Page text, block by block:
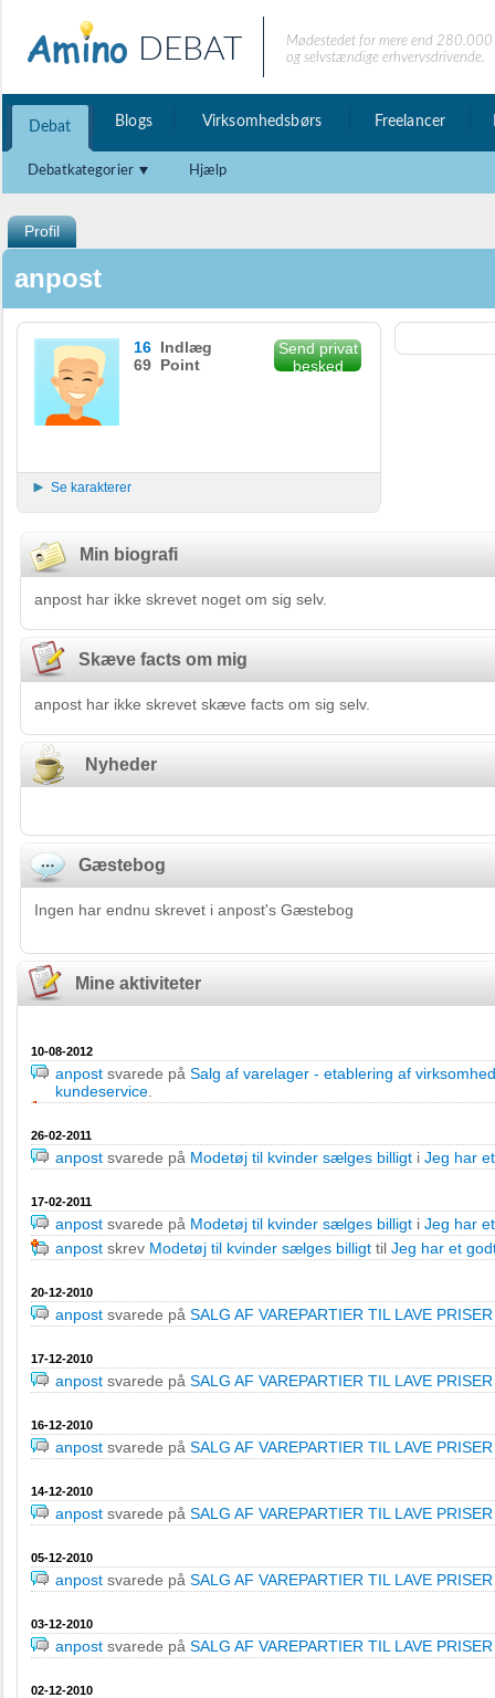
DEBAT
Mødestedet for mere end
og selvstændige erhvervsdrivende.
Debat Blogs Virksomhedsbørs Freelancer
Debatkategorier Hjælp
Profil
anpost
16 Indlæg
69 Point
Send privat
besked
Se karakterer
Min biografi
anpost har ikke skrevet noget om sig selv.
Skæve facts om mig
anpost har ikke skrevet skæve facts om sig selv.
Nyheder
Gæstebog
Ingen har endnu skrevet i anpost's Gæstebog
Mine aktiviteter
10-08-2012
anpost svarede på Salg af varelager - etablering af virksomhed
kundeservice
26-02-2011
anpost svarede på Modetøj til kvinder sælges billigt i Jeg har
17-02-2011
anpost svarede på Modetøj til kvinder sælges billigt i Jeg har
anpost skrev Modetøj til kvinder sælges billigt til Jeg har et
20-12-2010
anpost svarede på SALG AF VAREPARTIER TIL LAVE PRISER
17-12-2010
anpost svarede på SALG AF VAREPARTIER TIL LAVE PRISER
16-12-2010
anpost svarede på SALG AF VAREPARTIER TIL LAVE PRISER
14-12-2010
anpost svarede på SALG AF VAREPARTIER TIL LAVE PRISER
05-12-2010
anpost svarede på SALG AF VAREPARTIER TIL LAVE PRISER
03-12-2010
anpost svarede på SALG AF VAREPARTIER TIL LAVE PRISER
02-12-2010